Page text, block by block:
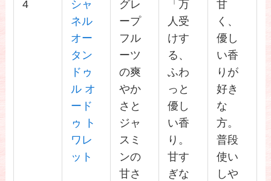
4
シャ
ネル
オー
タン
ドゥ
ル オ
ード
ゥ ト
ワレ
ット
グレ
ープ
フル
ーツ
の爽
やか
さと
ジャ
スミ
ンの
甘さ
「万
人受
けす
る、
ふわ
っと
優し
い香
り。
甘す
ぎな
甘
く、
優し
い香
りが
好き
な
方。
普段
使い
しや